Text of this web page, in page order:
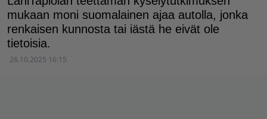
mukaan moni suomalainen ajaa autolla, jonka
renkaisen kunnosta tai iästä he eivät ole
tietoisia.
26.10.2025 16:15